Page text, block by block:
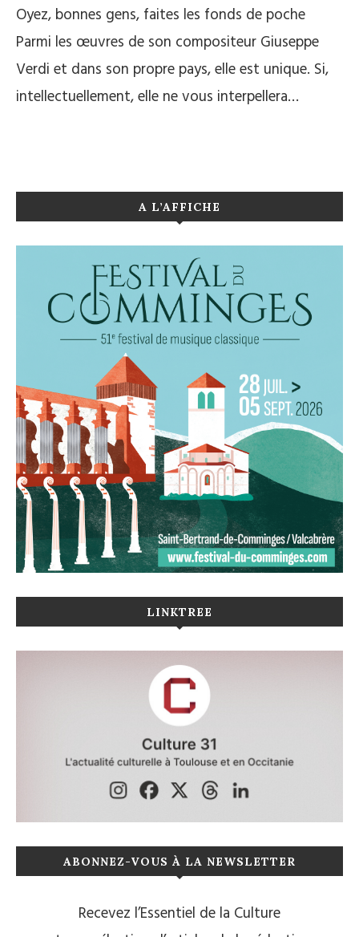
Oyez, bonnes gens, faites les fonds de poche
Parmi les œuvres de son compositeur Giuseppe
Verdi et dans son propre pays, elle est unique. Si,
intellectuellement, elle ne vous interpellera…
A L’AFFICHE
LINKTREE
ABONNEZ-VOUS À LA NEWSLETTER
Recevez l’Essentiel de la Culture